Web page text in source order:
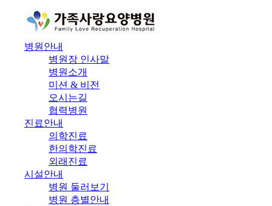
병원안내
병원장 인사말
병원소개
미션 & 비전
오시는길
협력병원
진료안내
의학진료
한의학진료
외래진료
시설안내
병원 둘러보기
병원 층별안내